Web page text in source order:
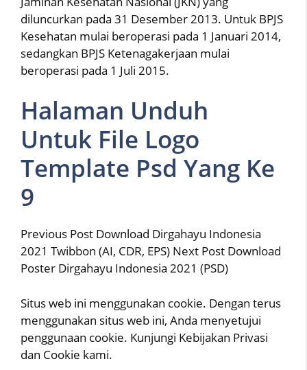
diluncurkan pada 31 Desember 2013. Untuk BPJS
Kesehatan mulai beroperasi pada 1 Januari 2014,
sedangkan BPJS Ketenagakerjaan mulai
beroperasi pada 1 Juli 2015.
Halaman Unduh
Untuk File Logo
Template Psd Yang Ke
9
Previous Post Download Dirgahayu Indonesia
2021 Twibbon (AI, CDR, EPS) Next Post Download
Poster Dirgahayu Indonesia 2021 (PSD)
Situs web ini menggunakan cookie. Dengan terus
menggunakan situs web ini, Anda menyetujui
penggunaan cookie. Kunjungi Kebijakan Privasi
dan Cookie kami.